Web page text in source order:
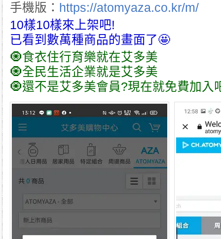
手機版： https://atomyaza.co.kr/m/
10樣10樣來上架吧!
已看到數萬種商品的畫面了🤩
🧿食衣住行育樂就在艾多美
🧿全民生活企業就是艾多美
🧿還不是艾多美會員?現在就免費加入